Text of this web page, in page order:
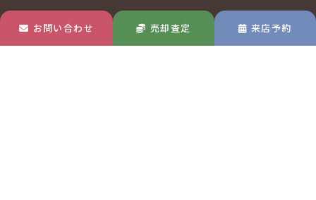
お問い合わせ 売却査定 来店予約